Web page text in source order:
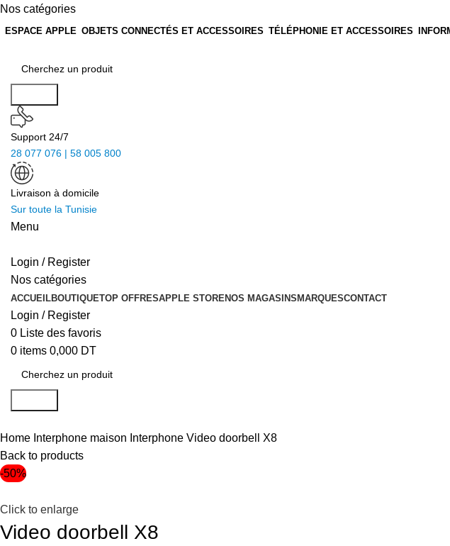
Nos catégories
ESPACE APPLE OBJETS CONNECTÉS ET ACCESSOIRES TÉLÉPHONIE ET ACCESSOIRES
Support 24/7
28 077 076 | 58 005 800
Livraison à domicile
Sur toute la Tunisie
Menu
Login / Register
Nos catégories
ACCUEILBOUTIQUETOP OFFRESAPPLE STORENOS MAGASINSMARQUESCONTACT
Login / Register
0 Liste des favoris
0 items 0,000 DT
Home Interphone maison InterphoneVideo doorbell X8
Back to products
-50%
Click to enlarge
Video doorbell X8